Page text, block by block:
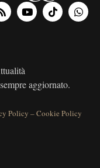
aggiornato.
Policy –Cookie Policy